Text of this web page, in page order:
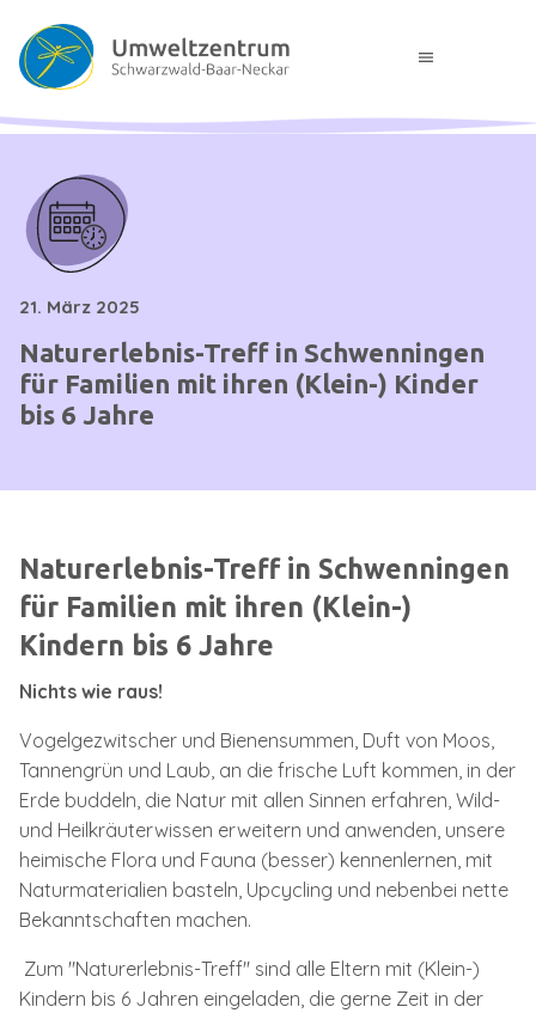
menu
21. März 2025
Naturerlebnis-Treff in Schwenningen
für Familien mit ihren (Klein-) Kinder
bis 6 Jahre
Naturerlebnis-Treff in Schwenningen
für Familien mit ihren (Klein-)
Kindern bis 6 Jahre
Nichts wie raus!
Vogelgezwitscher und Bienensummen, Duft von Moos,
Tannengrün und Laub, an die frische Luft kommen, in der
Erde buddeln, die Natur mit allen Sinnen erfahren, Wild-
und Heilkräuterwissen erweitern und anwenden, unsere
heimische Flora und Fauna (besser) kennenlernen, mit
Naturmaterialien basteln, Upcycling und nebenbei nette
Bekanntschaften machen.
Zum "Naturerlebnis-Treff" sind alle Eltern mit (Klein-)
Kindern bis 6 Jahren eingeladen, die gerne Zeit in der